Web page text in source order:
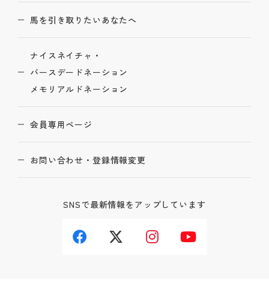
馬を引き取りたいあなたへ
ナイスネイチャ・
バースデードネーション
メモリアルドネーション
会員専用ページ
お問い合わせ・登録情報変更
SNSで最新情報をアップしています